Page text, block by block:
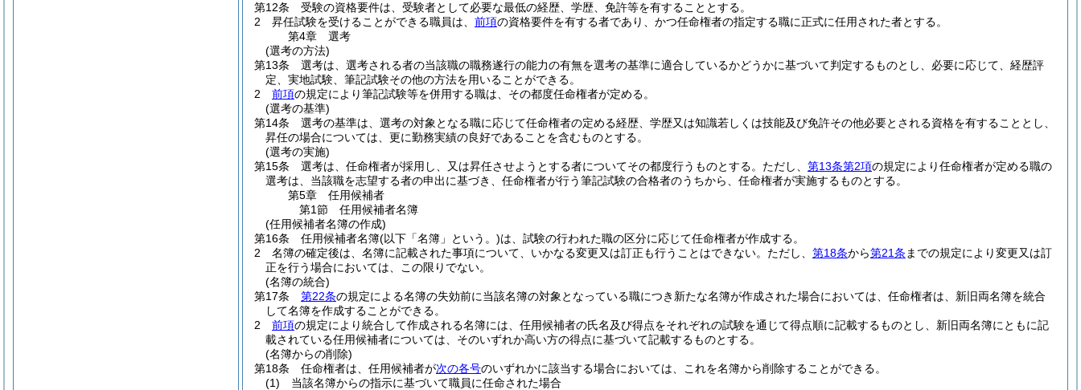
第12条
受験の資格要件は、受験者として必要な最低の経歴、学歴、免許等を有することとする。
2
昇任試験を受けることができる職員は、 前項の資格要件を有する者であり、かつ任命権者の指定する職に正式に任用された者とする。
第4章
選考
(選考の方法)
第13条
選考は、選考される者の当該職の職務遂行の能力の有無を選考の基準に適合しているかどうかに基づいて判定するものとし、必要に応じて、経歴評
定、実地試験、筆記試験その他の方法を用いることができる。
2
前項の規定により筆記試験等を併用する職は、その都度任命権者が定める。
(選考の基準)
第14条
選考の基準は、選考の対象となる職に応じて任命権者の定める経歴、学歴又は知識若しくは技能及び免許その他必要とされる資格を有することとし、
昇任の場合については、更に勤務実績の良好であることを含むものとする。
(選考の実施)
第15条
選考は、任命権者が採用し、又は昇任させようとする者についてその都度行うものとする。 ただし、 第13条第2項の規定により任命権者が定める職の
選考は、当該職を志望する者の申出に基づき、任命権者が行う筆記試験の合格者のうちから、任命権者が実施するものとする。
第5章
任用候補者
第1節
任用候補者名簿
(任用候補者名簿の作成)
第16条
任用候補者名簿(以下「名簿」という。)は、試験の行われた職の区分に応じて任命権者が作成する。
2
名簿の確定後は、名簿に記載された事項について、いかなる変更又は訂正も行うことはできない。 ただし、 第18条から第21条 までの規定により変更又は訂
正を行う場合においては、この限りでない。
(名簿の統合)
第17条
第22条の規定による名簿の失効前に当該名簿の対象となっている職につき新たな名簿が作成された場合においては、任命権者は、新旧両名簿を統合
して名簿を作成することができる。
2
前項の規定により統合して作成される名簿には、任用候補者の氏名及び得点をそれぞれの試験を通じて得点順に記載するものとし、新旧両名簿にともに記
載されている任用候補者については、そのいずれか高い方の得点に基づいて記載するものとする。
(名簿からの削除)
第18条
任命権者は、任用候補者が次の各号のいずれかに該当する場合においては、これを名簿から削除することができる。
(1)
当該名簿からの指示に基づいて職員に任命された場合